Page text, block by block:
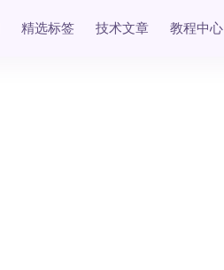
精选标签 技术文章 教程中心